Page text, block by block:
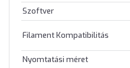
Szoftver
Filament Kompatibilitás
Nyomtatási méret